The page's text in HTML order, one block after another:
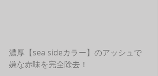
濃厚【sea sideカラー】のアッシュで
嫌な赤味を完全除去！